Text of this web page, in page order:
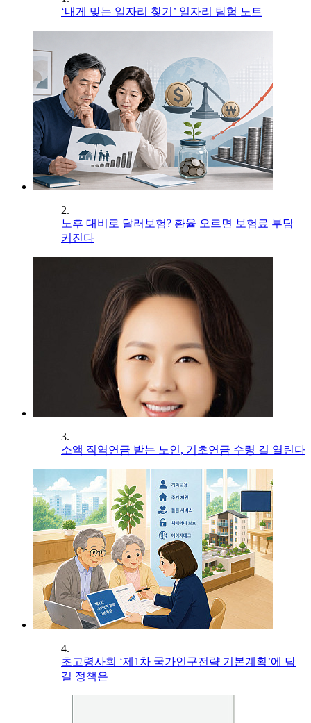
‘내게 맞는 일자리 찾기’ 일자리 탐험 노트
2.
노후 대비로 달러보험? 환율 오르면 보험료 부담
커진다
3.
소액 직역연금 받는 노인, 기초연금 수령 길 열린다
4.
초고령사회 ‘제1차 국가인구전략 기본계획’에 담
길 정책은